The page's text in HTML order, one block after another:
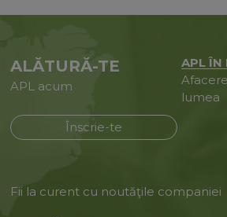
ALĂTURĂ-TE
APL acum
Înscrie-te
APL ÎN
lumea
Fii la curent cu noutăţile companiei